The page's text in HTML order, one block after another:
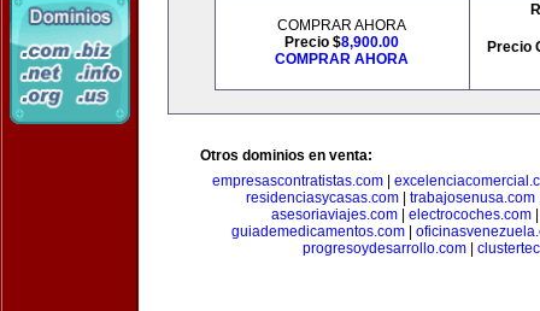
COMPRAR AHORA
Precio $8,900.00
COMPRAR AHORA
Precio
Otros dominios en venta:
empresascontratistas.com
residenciasycasas.com| trabajosenusa.com
asesoriaviajes.com| electrocoches.com
guiademedicamentos.com|
progresoydesarrollo.com